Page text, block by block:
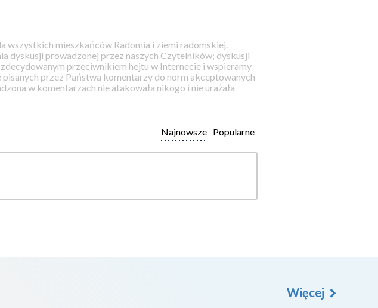
wszystkich mieszkańców Radomia i ziemi radomskiej.
dyskusji prowadzonej przez naszych Czytelników; dyskusji
przeciwnikiem hejtu w Internecie i wspieramy
pisanych przez Państwa komentarzy do norm akceptowanych
w komentarzach nie atakowała nikogo i nie urażała
Popularne
Najnowsze
Więcej